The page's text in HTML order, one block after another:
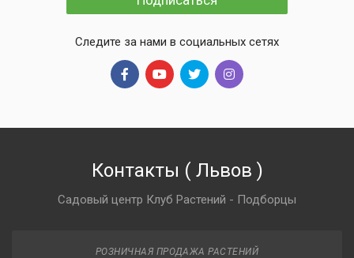
Следите за нами в социальных сетях
Контакты ( Львов )
Садовый центр Клуб Растений - Подборцы
РОЗНИЧНАЯ ПРОДАЖА РАСТЕНИЙ